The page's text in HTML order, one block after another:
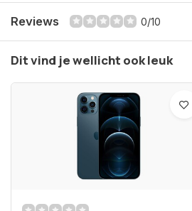
Reviews 0/10
Dit vind je wellicht ook leuk